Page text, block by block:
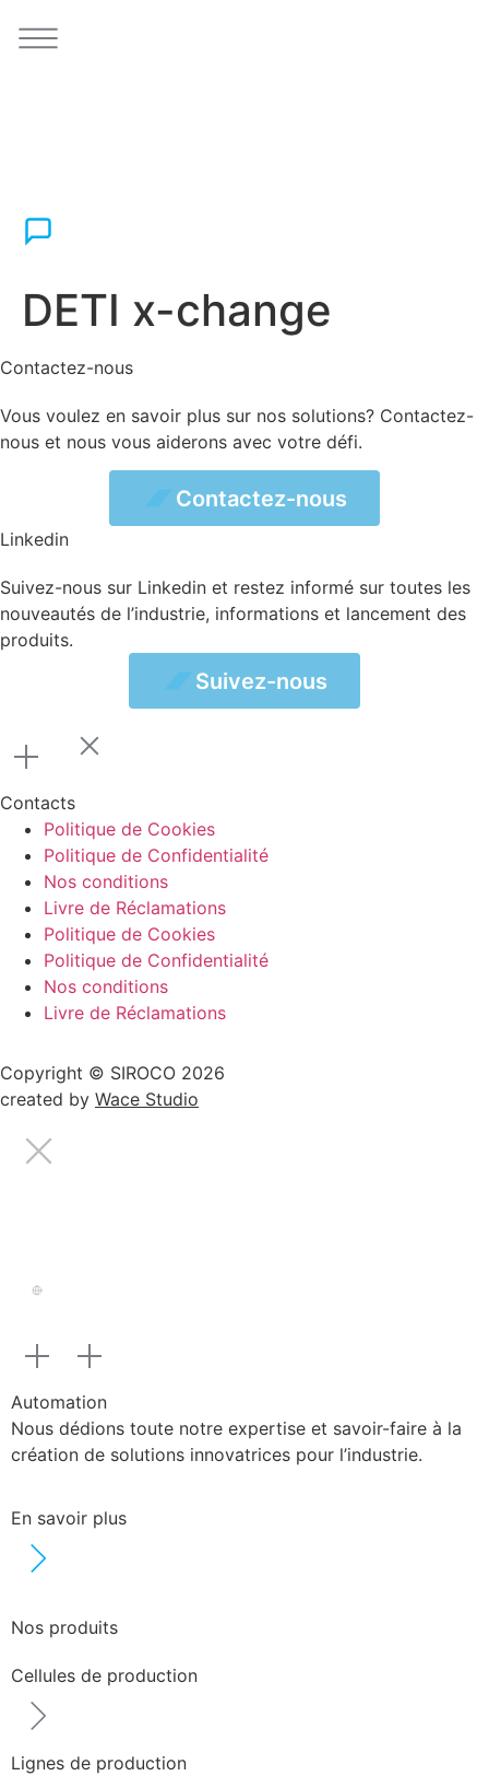
DETI x-change
Contactez-nous
Vous voulez en savoir plus sur nos solutions? Contactez-
nous et nous vous aiderons avec votre défi.
Contactez-nous
Linkedin
Suivez-nous sur Linkedin et restez informé sur toutes les
nouveautés de l’industrie, informations et lancement des
produits.
Suivez-nous
Contacts
Politique de Cookies
Politique de Confidentialité
Nos conditions
Livre de Réclamations
Politique de Cookies
Politique de Confidentialité
Nos conditions
Livre de Réclamations
Copyright © SIROCO 2026
created by Wace Studio
Automation
Nous dédions toute notre expertise et savoir-faire à la
création de solutions innovatrices pour l’industrie.
En savoir plus
Nos produits
Cellules de production
Lignes de production